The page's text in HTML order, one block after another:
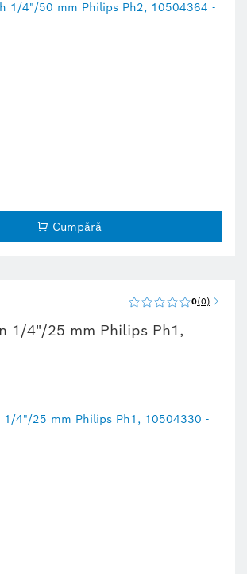
Cumpără
0 0
1/4"/25 mm Philips Ph1,